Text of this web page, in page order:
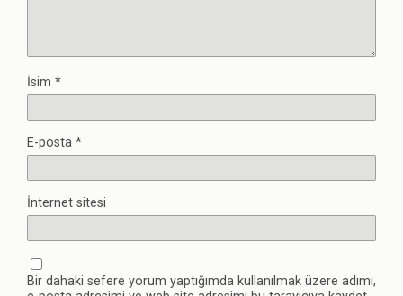
İsim *
E-posta *
İnternet sitesi
Bir dahaki sefere yorum yaptığımda kullanılmak üzere adımı,